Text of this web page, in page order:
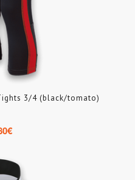
3/4 (black/tomato)
€